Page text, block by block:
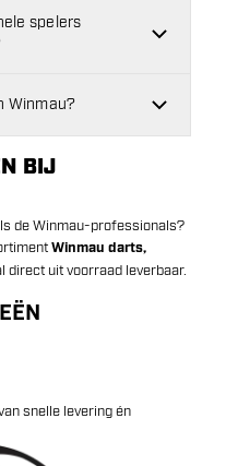
spelers
Winmau?
BIJ
de Winmau-professionals?
Winmau darts,
direct uit voorraad leverbaar.
snelle levering én